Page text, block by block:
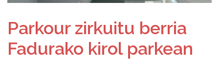
Parkour zirkuitu berria
Fadurako kirol parkean